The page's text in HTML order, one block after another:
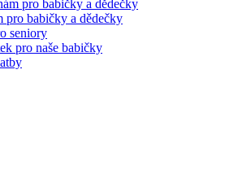
pro babičky a dědečky
pro babičky a dědečky
seniory
pro naše babičky